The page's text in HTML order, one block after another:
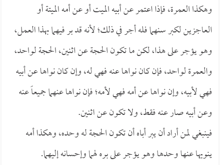
وهكذا العمرة، فإذا اعتمر عن أبيه الميت أو عن أمه الميتة أو
العاجزين لكبر سنهما فله أجر في ذلك؛ لأنه قد بر فيهما بهذا العمل،
وهو يؤجر على هذا، لكن ما تكون الحجة عن اثنين، الحجة لواحد،
والعمرة لواحد، فإن كان نواها عنه فهي له، وإن كان نواها عن أبيه
فهي لأبيه، وإن نواها عن أمه فهي لأمه؛ فإن نواها عنهما جميعاً عنه
وعن أبيه صار عنه فقط، ولا تكون عن اثنين.
فينبغي لمن أراد أن يبر أباه أن تكون الحجة له وحده، وهكذا أمه
ينويها عنها وحدها وهو يؤجر على بره لهما وإحسانه إليهما.